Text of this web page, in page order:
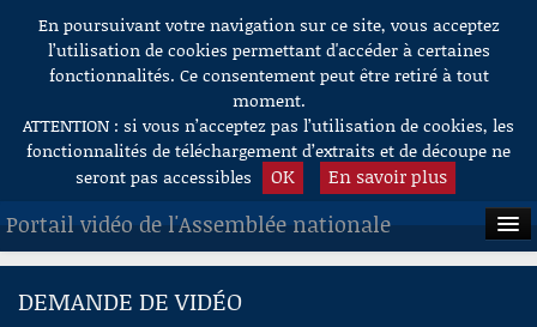
Aller au contenu
En poursuivant votre navigation sur ce site, vous acceptez
l’utilisation de cookies permettant d'accéder à certaines
fonctionnalités. Ce consentement peut être retiré à tout
moment.
ATTENTION : si vous n’acceptez pas l’utilisation de cookies, les
fonctionnalités de téléchargement d’extraits et de découpe ne
seront pas accessibles
OK En savoir plus
Portail vidéo de l'Assemblée nationale
ACCUEIL
DEMANDE DE VIDÉO